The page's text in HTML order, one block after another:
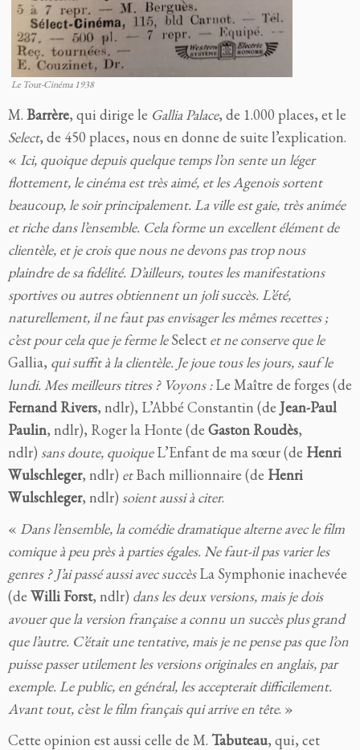
Le Tout-Cinéma 1938
M. Barrère, qui dirige le Gallia Palace, de 1.000 places, et le
Select, de 450 places, nous en donne de suite l’explication.
« Ici, quoique depuis quelque temps l’on sente un léger
flottement, le cinéma est très aimé, et les Agenois sortent
beaucoup, le soir principalement. La ville est gaie, très animée
et riche dans l’ensemble. Cela forme un excellent élément de
clientèle, et je crois que nous ne devons pas trop nous
plaindre de sa fidélité. D’ailleurs, toutes les manifestations
sportives ou autres obtiennent un joli succès. L’été,
naturellement, il ne faut pas envisager les mêmes recettes ;
c’est pour cela que je ferme leSelect et ne conserve que le
Gallia, qui suffit à la clientèle. Je joue tous les jours, sauf le
lundi. Mes meilleurs titres ? Voyons : Le Maître de forges (de
Fernand Rivers, ndlr), L’Abbé Constantin (de Jean-Paul
Paulin, ndlr), Roger la Honte (de Gaston Roudès,
ndlr) sans doute, quoique L’Enfant de ma sœur (de Henri
Wulschleger, ndlr) etBach millionnaire (de Henri
Wulschleger, ndlr) soient aussi à citer.
« Dans l’ensemble, la comédie dramatique alterne avec le film
comique à peu près à parties égales. Ne faut-il pas varier les
genres ? J’ai passé aussi avec succèsLa Symphonie inachevée
(de Willi Forst, ndlr) dans les deux versions, mais je dois
avouer que la version française a connu un succès plus grand
que l’autre. C’était une tentative, mais je ne pense pas que l’on
puisse passer utilement les versions originales en anglais, par
exemple. Le public, en général, les accepterait difficilement.
Avant tout, c’est le film français qui arrive en tête. »
Cette opinion est aussi celle de M. Tabuteau, qui, cet